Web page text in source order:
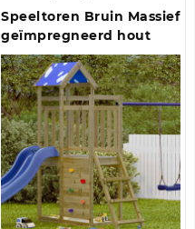
Speeltoren Bruin Massief
geïmpregneerd hout